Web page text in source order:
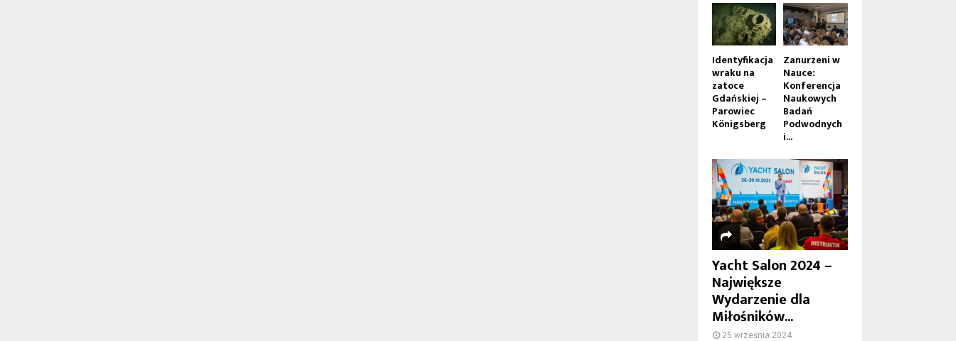
Identyfikacja
wraku na
zatoce
Gdańskiej –
Parowiec
Königsberg
Zanurzeni w
Nauce:
Konferencja
Naukowych
Badań
Podwodnych
i...
Yacht Salon 2024 –
Największe
Wydarzenie dla
Miłośników...
25 września 2024